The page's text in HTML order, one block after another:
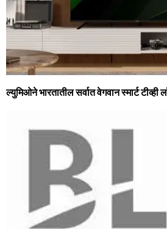
ल्‍युमिओने भारतातील सर्वात वेगवान स्मार्ट टीव्ही